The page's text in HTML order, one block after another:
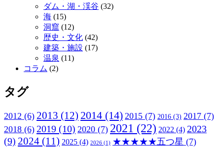
ダム・湖・渓谷 (32)
海 (15)
洞窟 (12)
歴史・文化 (42)
建築・施設 (17)
温泉 (11)
コラム (2)
タグ
2012 (6) 2013 (12) 2014 (14) 2015 (7) 2016 (3) 2017 (7)
2018 (6) 2019 (10) 2020 (7) 2021 (22) 2022 (4) 2023
(9) 2024 (11) 2025 (4) 2026 (1) ★★★★★五つ星 (7)